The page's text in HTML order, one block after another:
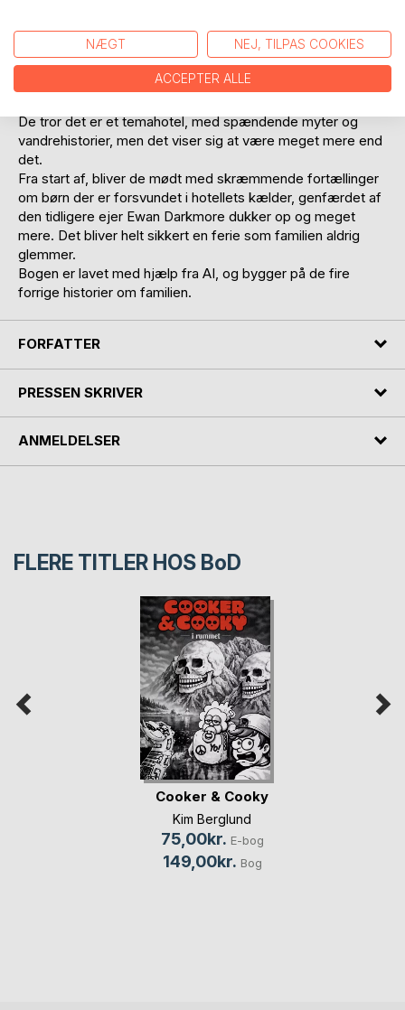
Historien tager sin begyndelse med Cooker og Cookys
familie drøfter Sommerferie muligheder, og bliver
fascineret af en anderledes ferie. De beslutter at drage
mof nord Skotland, og besøge hotellet The Forgotten More
De tror det er et temahotel, med spændende myter og
vandrehistorier, men det viser sig at være meget mere end
det.
Fra start af, bliver de mødt med skræmmende fortællinger
om børn der er forsvundet i hotellets kælder, genfærdet af
den tidligere ejer Ewan Darkmore dukker op og meget
mere. Det bliver helt sikkert en ferie som familien aldrig
glemmer.
Bogen er lavet med hjælp fra AI, og bygger på de fire
forrige historier om familien.
FORFATTER
PRESSEN SKRIVER
ANMELDELSER
FLERE TITLER HOS BoD
Cooker & Cooky
Kim Berglund
75,00kr. E-bog
149,00kr. Bog
NÆGT NEJ, TILPAS COOKIES
ACCEPTER ALLE